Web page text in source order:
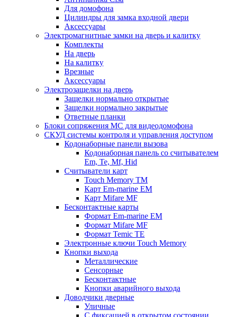
Для домофона
Цилиндры для замка входной двери
Аксессуары
Электромагнитные замки на дверь и калитку
Комплекты
На дверь
На калитку
Врезные
Аксессуары
Электрозащелки на дверь
Защелки нормально открытые
Защелки нормально закрытые
Ответные планки
Блоки сопряжения МС для видеодомофона
СКУД системы контроля и управления доступом
Кодонаборные панели вызова
Кодонаборная панель со считывателем
Em, Te, Mf, Hid
Считыватели карт
Touch Memory TM
Карт Em-marine EM
Карт Mifare MF
Бесконтактные карты
Формат Em-marine EM
Формат Mifare MF
Формат Temic TE
Электронные ключи Touch Memory
Кнопки выхода
Металлические
Сенсорные
Бесконтактные
Кнопки аварийного выхода
Доводчики дверные
Уличные
С фиксацией в открытом состоянии